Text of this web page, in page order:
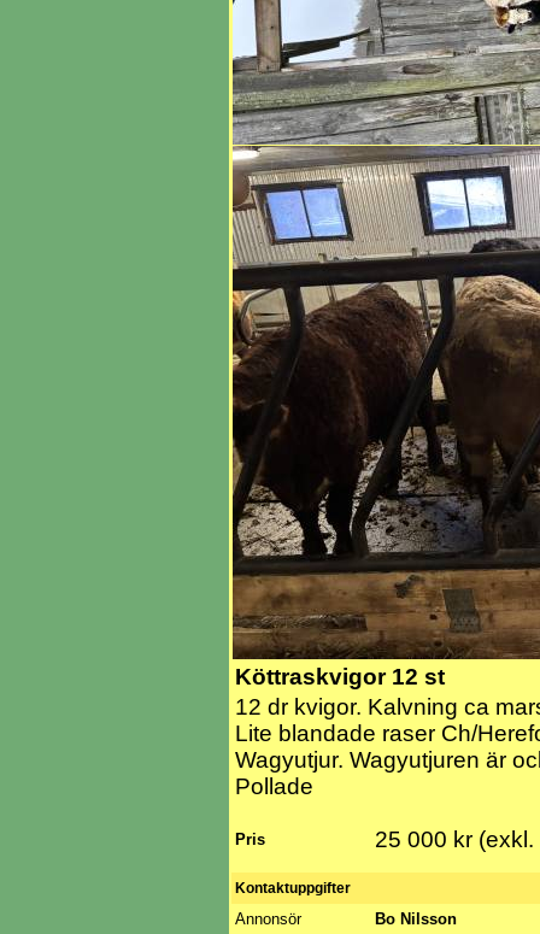
Köttraskvigor 12 st
12 dr kvigor. Kalvning ca
Lite blandade raser Ch/
Wagyutjur. Wagyutjuren är
Pollade
Pris 25 000 kr (exkl.
Kontaktuppgifter
Annonsör
Bo Nilsson